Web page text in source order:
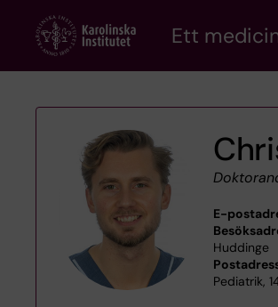
content
Ett
E-
Huddinge
Pediatrik,